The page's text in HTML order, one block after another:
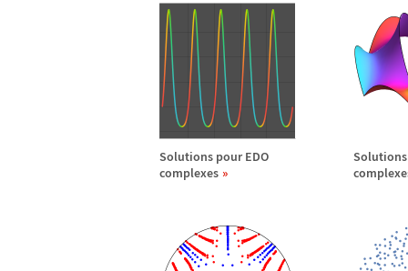
Solutions pour EDO
complexes